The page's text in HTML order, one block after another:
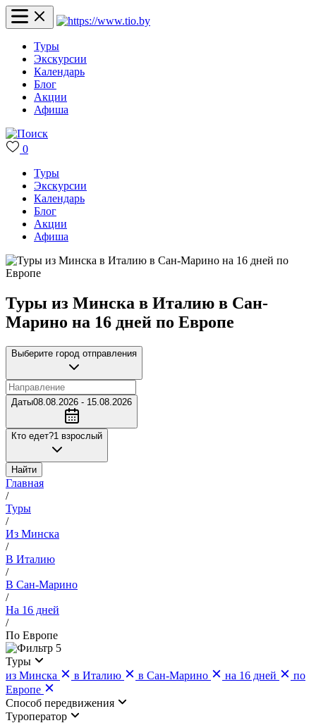
Туры
Экскурсии
Календарь
Блог
Акции
Афиша
0
Туры
Экскурсии
Календарь
Блог
Акции
Афиша
Туры из Минска в Италию в Сан-
Марино на 16 дней по Европе
Выберите город отправления
Даты08.08.2026 - 15.08.2026
Кто едет?1 взрослый
Найти
Главная
/
Туры
/
Из Минска
/
В Италию
/
В Сан-Марино
/
На 16 дней
/
По Европе
5
Туры
из Минска
в Италию в Сан-Марино на 16 дней
по
Европе
Cпособ передвижения
Туроператор